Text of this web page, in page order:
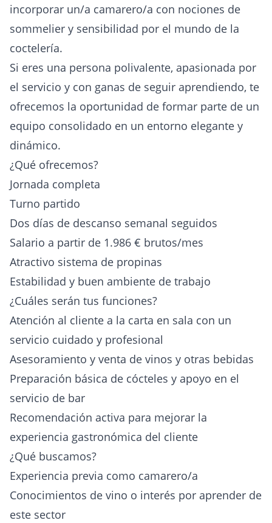
incorporar un/a camarero/a con nociones de
sommelier y sensibilidad por el mundo de la
coctelería.
Si eres una persona polivalente, apasionada por
el servicio y con ganas de seguir aprendiendo, te
ofrecemos la oportunidad de formar parte de un
equipo consolidado en un entorno elegante y
dinámico.
¿Qué ofrecemos?
Jornada completa
Turno partido
Dos días de descanso semanal seguidos
Salario a partir de 1.986 € brutos/mes
Atractivo sistema de propinas
Estabilidad y buen ambiente de trabajo
¿Cuáles serán tus funciones?
Atención al cliente a la carta en sala con un
servicio cuidado y profesional
Asesoramiento y venta de vinos y otras bebidas
Preparación básica de cócteles y apoyo en el
servicio de bar
Recomendación activa para mejorar la
experiencia gastronómica del cliente
¿Qué buscamos?
Experiencia previa como camarero/a
Conocimientos de vino o interés por aprender de
este sector